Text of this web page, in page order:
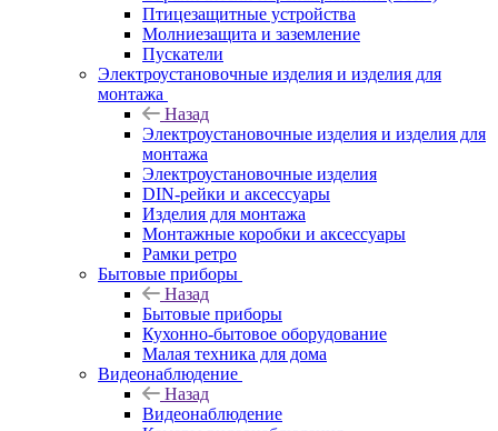
Птицезащитные устройства
Молниезащита и заземление
Пускатели
Электроустановочные изделия и изделия для
монтажа
Назад
Электроустановочные изделия и изделия для
монтажа
Электроустановочные изделия
DIN-рейки и аксессуары
Изделия для монтажа
Монтажные коробки и аксессуары
Рамки ретро
Бытовые приборы
Назад
Бытовые приборы
Кухонно-бытовое оборудование
Малая техника для дома
Видеонаблюдение
Назад
Видеонаблюдение